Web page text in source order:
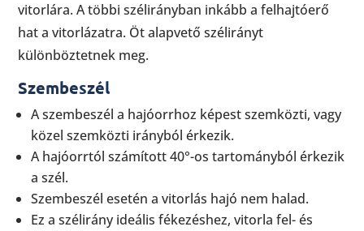
vitorlára. A többi szélirányban inkább a felhajtóerő
hat a vitorlázatra. Öt alapvető szélirányt
különböztetnek meg.
Szembeszél
A szembeszél a hajóorrhoz képest szemközti, vagy
közel szemközti irányból érkezik.
A hajóorrtól számított 40°-os tartományból érkezik
a szél.
Szembeszél esetén a vitorlás hajó nem halad.
Ez a szélirány ideális fékezéshez, vitorla fel- és